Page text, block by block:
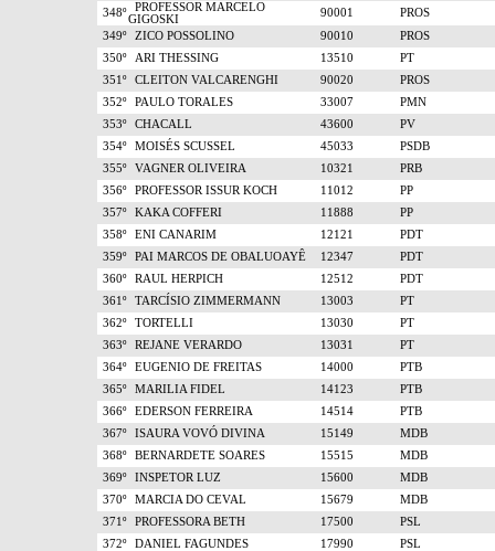
348º
PROFESSOR MARCELO
GIGOSKI
90001
PROS
349º
ZICO POSSOLINO 90010
PROS
350º
ARI THESSING 13510
PT
351º
CLEITON VALCARENGHI 90020
PROS
352º
PAULO TORALES 33007
PMN
353º
CHACALL 43600
PV
354º
MOISÉS SCUSSEL 45033
PSDB
355º
VAGNER OLIVEIRA 10321
PRB
356º
PROFESSOR ISSUR KOCH 11012
PP
357º
KAKA COFFERI 11888
PP
358º
ENI CANARIM 12121
PDT
359º
PAI MARCOS DE OBALUOAYÊ 12347
PDT
360º
RAUL HERPICH 12512
PDT
361º
TARCÍSIO ZIMMERMANN 13003
PT
362º
TORTELLI 13030
PT
363º
REJANE VERARDO 13031
PT
364º
EUGENIO DE FREITAS 14000
PTB
365º
MARILIA FIDEL 14123
PTB
366º
EDERSON FERREIRA 14514
PTB
367º
ISAURA VOVÓ DIVINA 15149
MDB
368º
BERNARDETE SOARES 15515
MDB
369º
INSPETOR LUZ 15600
MDB
370º
MARCIA DO CEVAL 15679
MDB
371º
PROFESSORA BETH 17500
PSL
372º
DANIEL FAGUNDES 17990
PSL